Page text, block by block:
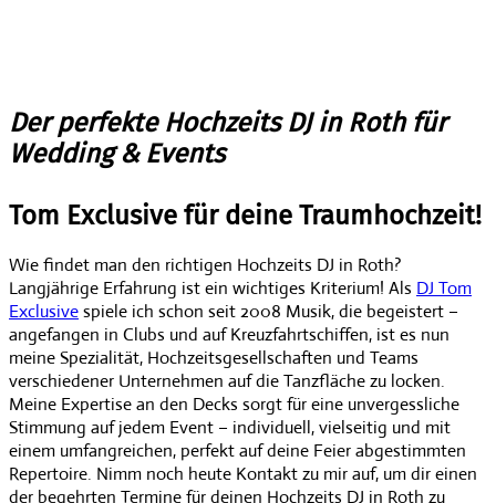
Der perfekte Hochzeits DJ in Roth für
Wedding & Events
Tom Exclusive für deine Traumhochzeit!
Wie findet man den richtigen Hochzeits DJ in Roth?
Langjährige Erfahrung ist ein wichtiges Kriterium! Als DJ Tom
Exclusivespiele ich schon seit 2008 Musik, die begeistert –
angefangen in Clubs und auf Kreuzfahrtschiffen, ist es nun
meine Spezialität, Hochzeitsgesellschaften und Teams
verschiedener Unternehmen auf die Tanzfläche zu locken.
Meine Expertise an den Decks sorgt für eine unvergessliche
Stimmung auf jedem Event – individuell, vielseitig und mit
einem umfangreichen, perfekt auf deine Feier abgestimmten
Repertoire. Nimm noch heute Kontakt zu mir auf, um dir einen
der begehrten Termine für deinen Hochzeits DJ in Roth zu